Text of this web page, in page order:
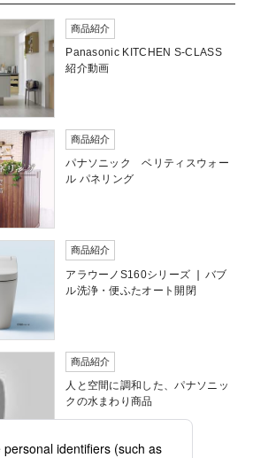
商品紹介
Panasonic KITCHEN S-CLASS
紹介動画
商品紹介
パナソニック ベリティスウォー
ル パネリング
商品紹介
アラウーノS160シリーズ ❘ バブ
ル洗浄・便ふたオート開閉
商品紹介
人と空間に調和した、パナソニッ
クの水まわり商品